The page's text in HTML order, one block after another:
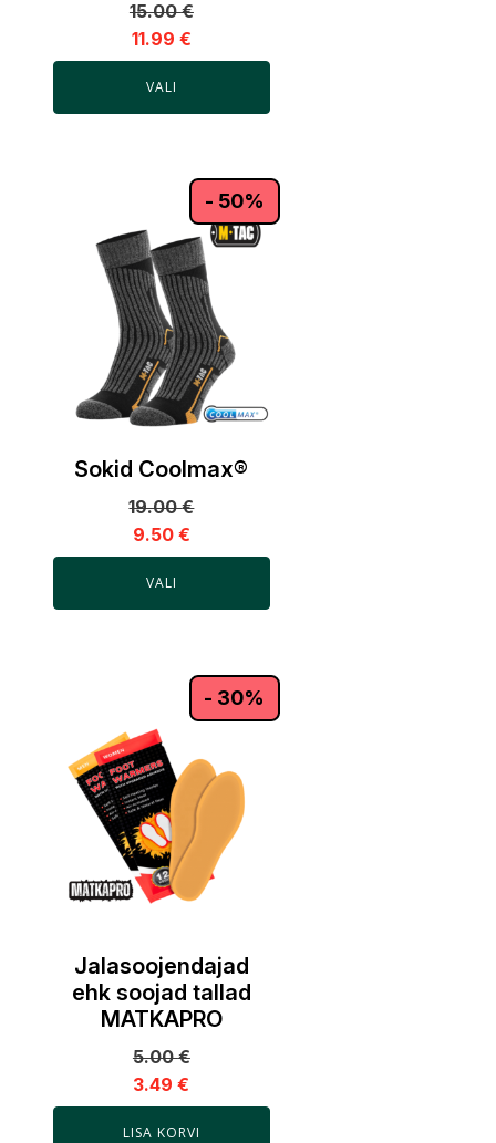
15.00€
11.99 €
VALI
- 50%
Sokid Coolmax®
19.00€
9.50 €
VALI
- 30%
Jalasoojendajad
ehk soojad tallad
MATKAPRO
5.00€
3.49€
LISA KORVI